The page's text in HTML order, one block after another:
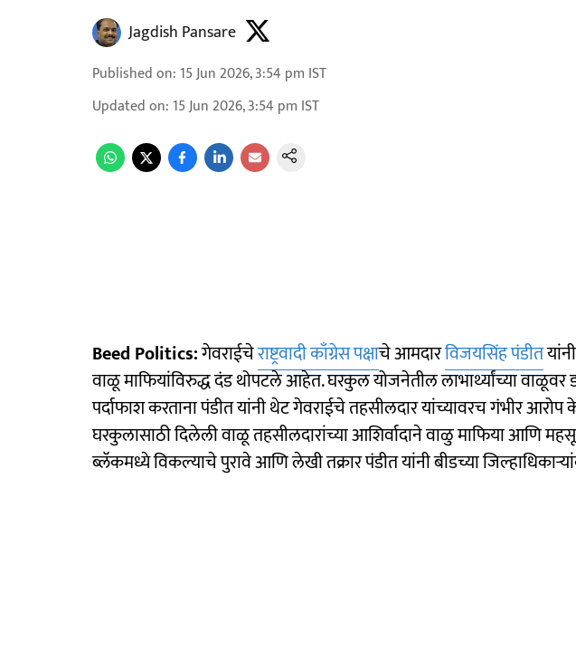
Jagdish Pansare
Published on: 15 Jun 2026, 3:54 pm IST
Updated on: 15 Jun 2026, 3:54 pm IST
Beed Politics:गेवराईचेराष्ट्रवादी काँग्रेस पक्षाचे आमदारविजयसिंह पंडीत
वाळू माफियांविरुद्ध दंड थोपटले आहेत. घरकुल योजनेतील लाभार्थ्यांच्या वाळूवर
पर्दाफाश करताना पंडीत यांनी थेट गेवराईचे तहसीलदार यांच्यावरच गंभीर
घरकुलासाठी दिलेली वाळू तहसीलदारांच्या आशिर्वादाने वाळु माफिया आणि
ब्लॅकमध्ये विकल्याचे पुरावे आणि लेखी तक्रार पंडीत यांनी बीडच्या